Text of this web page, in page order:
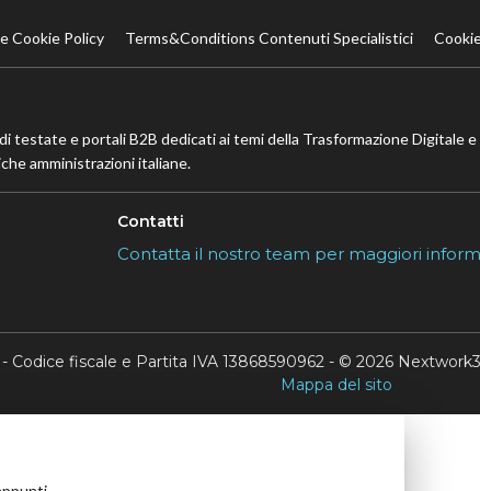
Cookie Policy Terms&Conditions Contenuti Specialistici
testate e portali B2B dedicati ai temi della Trasformazione Digitale
amministrazioni italiane.
Contatti
Contatta il nostro team per maggiori
Codice fiscale e Partita IVA 13868590962 - © 2026
Mappa del sito